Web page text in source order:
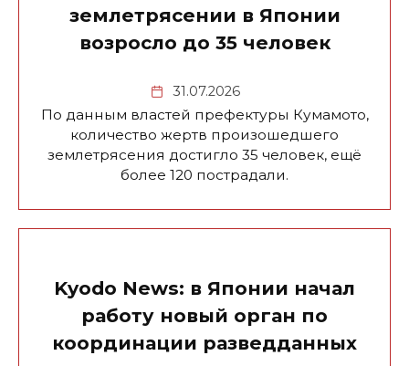
землетрясении в Японии
возросло до 35 человек
31.07.2026
По данным властей префектуры Кумамото,
количество жертв произошедшего
землетрясения достигло 35 человек, ещё
более 120 пострадали.
Kyodo News: в Японии начал
работу новый орган по
координации разведданных